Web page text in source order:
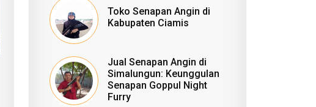
Toko Senapan Angin di
Kabupaten Ciamis
Jual Senapan Angin di
Simalungun: Keunggulan
Senapan Goppul Night
Furry